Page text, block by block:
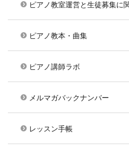
ピアノ教室運営と生徒募集に
ピアノ教本・曲集
ピアノ講師ラボ
メルマガバックナンバー
レッスン手帳